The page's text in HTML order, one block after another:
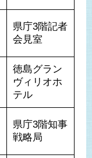
県庁3階記者
会見室
徳島グラン
ヴィリオホ
テル
県庁3階知事
戦略局